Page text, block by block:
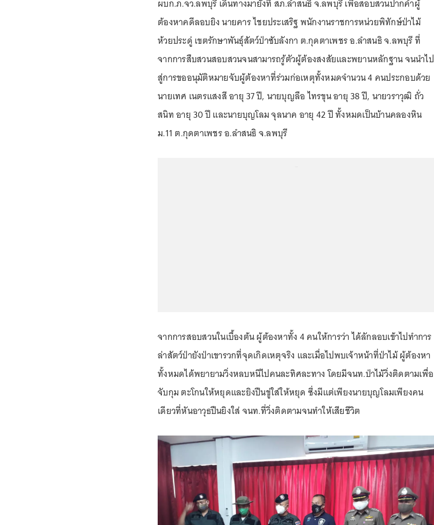
ผบก.ภ.จว.ลพบุรี เดินทางมายังที่ สภ.ลำสนธิ จ.ลพบุรี เพื่อสอบสวนปากคำผู้
ต้องหาคดีลอบยิง นายคาร ไชยประเสริฐ พนักงานราชการหน่วยพิทักษ์ป่าไม้
ห้วยประดู่ เขตรักษาพันธุ์สัตว์ป่าซับลังกา ต.กุดตาเพชร อ.ลำสนธิ จ.ลพบุรี ที่
จากการสืบสวนสอบสวนจนสามารถรู้ตัวผู้ต้องสงสัยและพยานหลักฐาน จนนำไป
สู่การขออนุมัติหมายจับผู้ต้องหาที่ร่วมก่อเหตุทั้งหมดจำนวน 4 คนประกอบด้วย
นายเทศ เนตรแสงสี อายุ 37 ปี, นายบุญลือ ไทรขุน อายุ 38 ปี, นายวราวุฒิ ถั่ว
สนิท อายุ 30 ปี และนายบุญโลม จุลนาค อายุ 42 ปี ทั้งหมดเป็นบ้านคลองหิน
ม.11 ต.กุดตาเพชร อ.ลำสนธิ จ.ลพบุรี
จากการสอบสวนในเบื้องต้น ผู้ต้องหาทั้ง 4 คนให้การว่า ได้ลักลอบเข้าไปทำการ
ล่าสัตว์ป่ายังป่าเขารวกที่จุดเกิดเหตุจริง และเมื่อไปพบเจ้าหน้าที่ป่าไม้ ผู้ต้องหา
ทั้งหมดได้พยายามวิ่งหลบหนีไปคนละทิศละทาง โดยมีจนท.ป่าไม้วิ่งติดตามเพื่อ
จับกุม ตะโกนให้หยุดและยิงปืนขู่ใส่ให้หยุด ซึ่งมีแต่เพียงนายบุญโลมเพียงคน
เดียวที่หันอาวุธปืนยิงใส่ จนท.ที่วิ่งติดตามจนทำให้เสียชีวิต